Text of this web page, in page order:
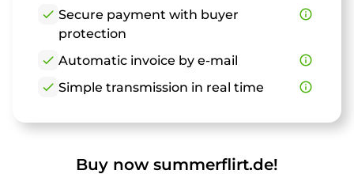
check Secure payment with buyer
protection
info_outline
check Automatic invoice by e-mail
info_outline
check Simple transmission in real time info_outline
Buy now summerflirt.de!